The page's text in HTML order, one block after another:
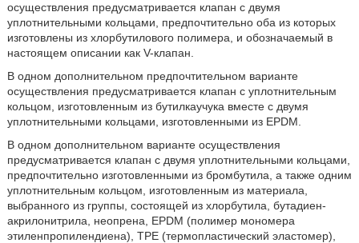
осуществления предусматривается клапан с двумя
уплотнительными кольцами, предпочтительно оба из которых
изготовлены из хлорбутилового полимера, и обозначаемый в
настоящем описании как V-клапан.
В одном дополнительном предпочтительном варианте
осуществления предусматривается клапан с уплотнительным
кольцом, изготовленным из бутилкаучука вместе с двумя
уплотнительными кольцами, изготовленными из EPDM.
В одном дополнительном варианте осуществления
предусматривается клапан с двумя уплотнительными кольцами,
предпочтительно изготовленными из бромбутила, а также одним
уплотнительным кольцом, изготовленным из материала,
выбранного из группы, состоящей из хлорбутила, бутадиен-
акрилoнитрила, неопрена, EPDM (полимер мономера
этиленпропилендиена), TPE (термопластический эластомер),